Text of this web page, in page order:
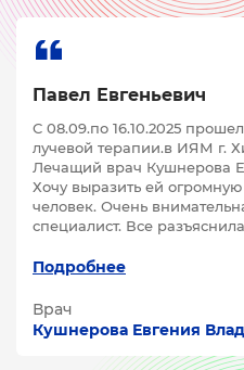
Павел Евгеньевич
С 08.09.по 16.10.2025
лучевой терапии.в ИЯМ г.
Лечащий врач Кушнерова
Хочу выразить ей
человек. Очень
специалист. Все
Подробнее
Врач
Кушнерова Евгения